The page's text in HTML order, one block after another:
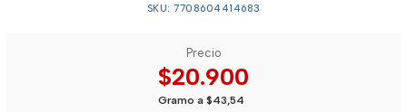
SKU: 7708604414683
Precio
$20.900
Gramo a $43,54